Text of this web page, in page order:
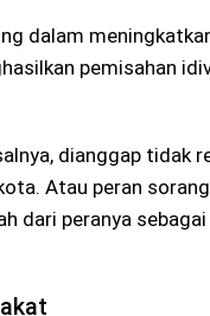
dalam
pemisahan
dianggap tidak
Atau peran
dari peranya